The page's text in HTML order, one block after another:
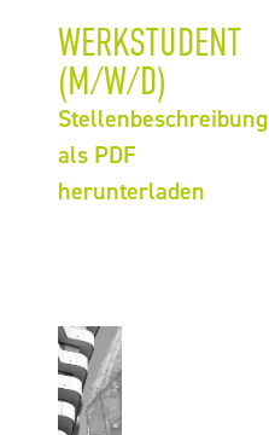
WERKSTUDENT
(M/W/D)
Stellenbeschreibung
als PDF
herunterladen